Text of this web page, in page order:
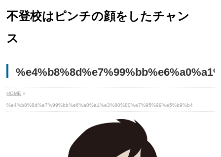
不登校はピンチの顔をしたチャン
ス
HOME »
%e4%b8%8d%e7%99%bb%e6%a0%a1%e3%80%80%e7%95%99%e5%b9%b4